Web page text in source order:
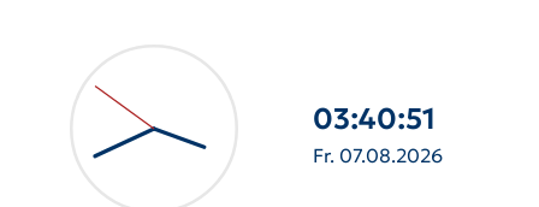
03:40:52
Fr. 07.08.2026